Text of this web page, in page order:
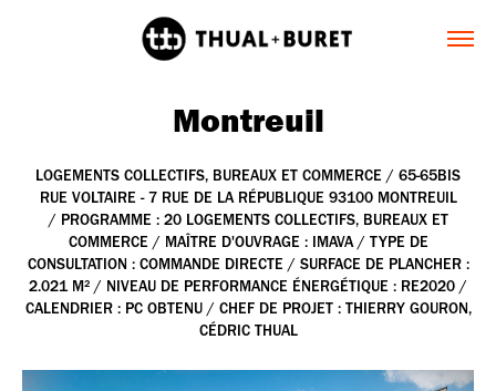
Montreuil
LOGEMENTS COLLECTIFS, BUREAUX ET COMMERCE / 65-65BIS
RUE VOLTAIRE - 7 RUE DE LA RÉPUBLIQUE 93100 MONTREUIL
/ PROGRAMME : 20 LOGEMENTS COLLECTIFS, BUREAUX ET
COMMERCE / MAÎTRE D'OUVRAGE : IMAVA / TYPE DE
CONSULTATION : COMMANDE DIRECTE / SURFACE DE PLANCHER :
2.021 M² / NIVEAU DE PERFORMANCE ÉNERGÉTIQUE : RE2020 /
CALENDRIER : PC OBTENU / CHEF DE PROJET : THIERRY GOURON,
CÉDRIC THUAL